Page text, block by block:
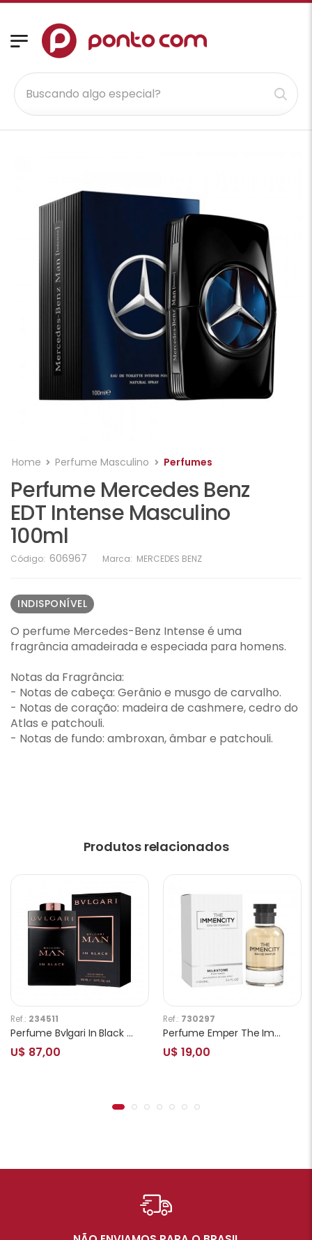
Home Perfume Masculino Perfumes
Perfume Mercedes Benz
EDT Intense Masculino
100ml
Código: 606967 Marca: MERCEDES BENZ
INDISPONÍVEL
O perfume Mercedes-Benz Intense é uma
fragrância amadeirada e especiada para homens.
Notas da Fragrância:
- Notas de cabeça: Gerânio e musgo de carvalho.
- Notas de coração: madeira de cashmere, cedro do
Atlas e patchouli.
- Notas de fundo: ambroxan, âmbar e patchouli.
Produtos relacionados
Ref.: 234511
Perfume Bvlgari In Black EDP Masculino 100ml
U$ 87,00
Ref.: 730297
Perfume Emper The Immencity EDP Masculino 100ml
U$ 19,00